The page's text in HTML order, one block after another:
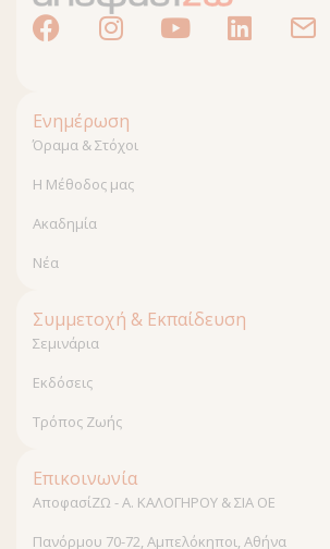
Ενημέρωση
Όραμα & Στόχοι
Η Μέθοδος μας
Ακαδημία
Νέα
Συμμετοχή & Εκπαίδευση
Σεμινάρια
Εκδόσεις
Τρόπος Ζωής
Επικοινωνία
ΑποφασίΖΩ - Α. ΚΑΛΟΓΗΡΟΥ & ΣΙΑ ΟΕ
Πανόρμου 70-72, Αμπελόκηποι, Αθήνα